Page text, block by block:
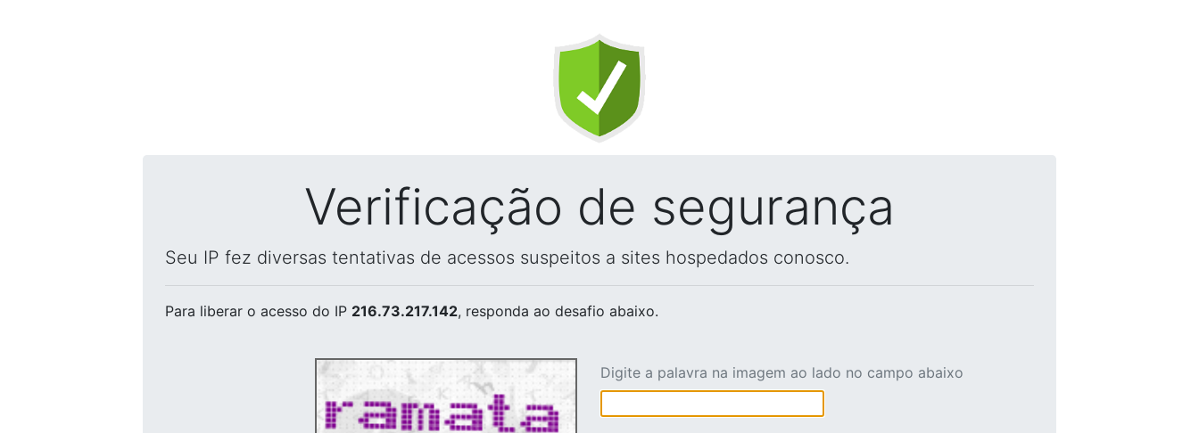
Verificação de segurança
Seu IP fez diversas tentativas de acessos suspeitos a sites hospedados conosco.
Para liberar o acesso do IP 216.73.217.142, responda ao desafio abaixo.
Digite a palavra na imagem ao lado no campo abaixo